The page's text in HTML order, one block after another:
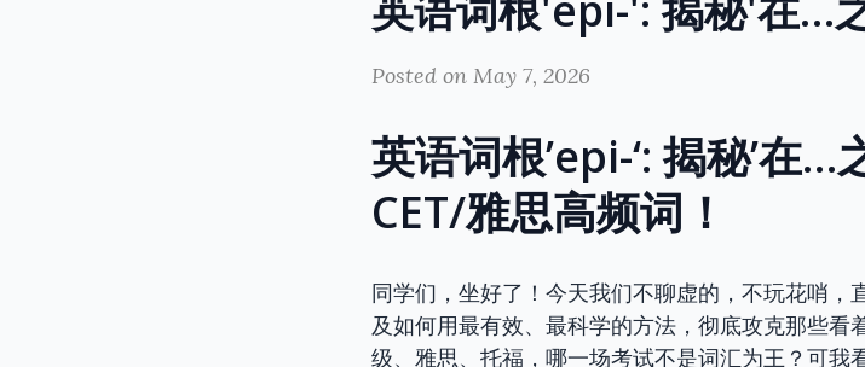
Posted on May 7, 2026
英语词根’epi-‘: 揭秘’在…
CET/雅思高频词！
同学们，坐好了！今天我们不聊虚的，不玩花哨
及如何用最有效、最科学的方法，彻底攻克那些看
级、雅思、托福，哪一场考试不是词汇为王？可我